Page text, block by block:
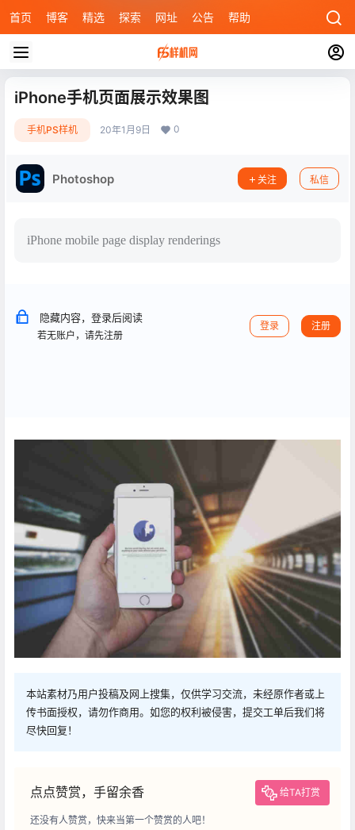
首页 博客 精选 探索 网址 公告 帮助
iPhone手机页面展示效果图
手机PS样机 20年1月9日 0
Photoshop 关注 私信
iPhone mobile page display renderings
隐藏内容，登录后阅读
若无账户，请先注册
登录 注册
本站素材乃用户投稿及网上搜集，仅供学习交流，未经原作者或上
传书面授权，请勿作商用。如您的权利被侵害，提交工单后我们将
尽快回复！
点点赞赏，手留余香 给TA打赏
还没有人赞赏，快来当第一个赞赏的人吧！